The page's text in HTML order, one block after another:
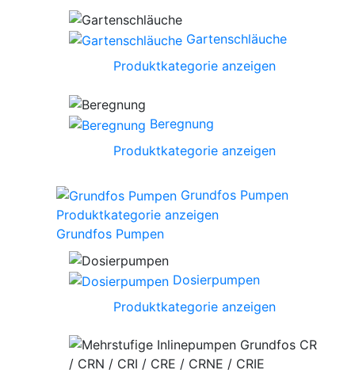
Gartenschläuche
Produktkategorie anzeigen
Beregnung
Produktkategorie anzeigen
Grundfos Pumpen
Produktkategorie anzeigen
Grundfos Pumpen
Dosierpumpen
Produktkategorie anzeigen